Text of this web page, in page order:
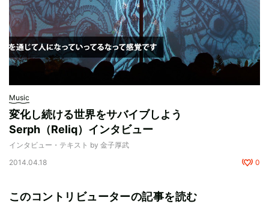
Music
変化し続ける世界をサバイブしよう
Serph（Reliq）インタビュー
インタビュー・テキスト by 金子厚武
2014.04.18
0
このコントリビューターの記事を読む